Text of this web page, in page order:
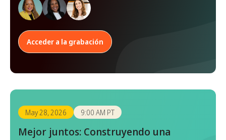
Acceder a la grabación
May 28, 2026 9:00 AM PT
Mejor juntos: Construyendo una